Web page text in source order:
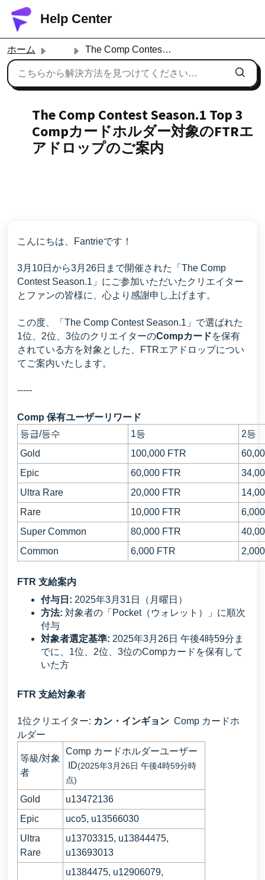
メインコンテンツに移動
Help Center
ホーム The Comp Contest Season.1 Top 3 Compカードホルダー対象のFTRエアドロップのご案内
The Comp Contest Season.1 Top 3
Compカードホルダー対象のFTRエ
アドロップのご案内
こんにちは、Fantrieです！
3月10日から3月26日まで開催された「The Comp
Contest Season.1」にご参加いただいたクリエイター
とファンの皆様に、心より感謝申し上げます。
この度、「The Comp Contest Season.1」で選ばれた
1位、2位、3位のクリエイターのCompカードを保有
されている方を対象とした、FTRエアドロップについ
てご案内いたします。
-----
Comp 保有ユーザーリワード
등급/등수
1등
2등
Gold
100,000 FTR
Epic
60,000 FTR
Ultra Rare
20,000 FTR
Rare
10,000 FTR
Super Common
80,000 FTR
Common
6,000 FTR
FTR 支給案内
付与日: 2025年3月31日（月曜日）
方法: 対象者の「Pocket（ウォレット）」に順次
付与
対象者選定基準: 2025年3月26日 午後4時59分ま
でに、1位、2位、3位のCompカードを保有して
いた方
FTR 支給対象者
1位クリエイター: カン・インギョン Comp カードホ
ルダー
等級/対象
者
Comp カードホルダーユーザー
ID(2025年3月26日 午後4時59分時
点)
Gold
u13472136
Epic
uco5, u13566030
Ultra
Rare
u13703315, u13844475,
u13693013
u1384475, u12906079,